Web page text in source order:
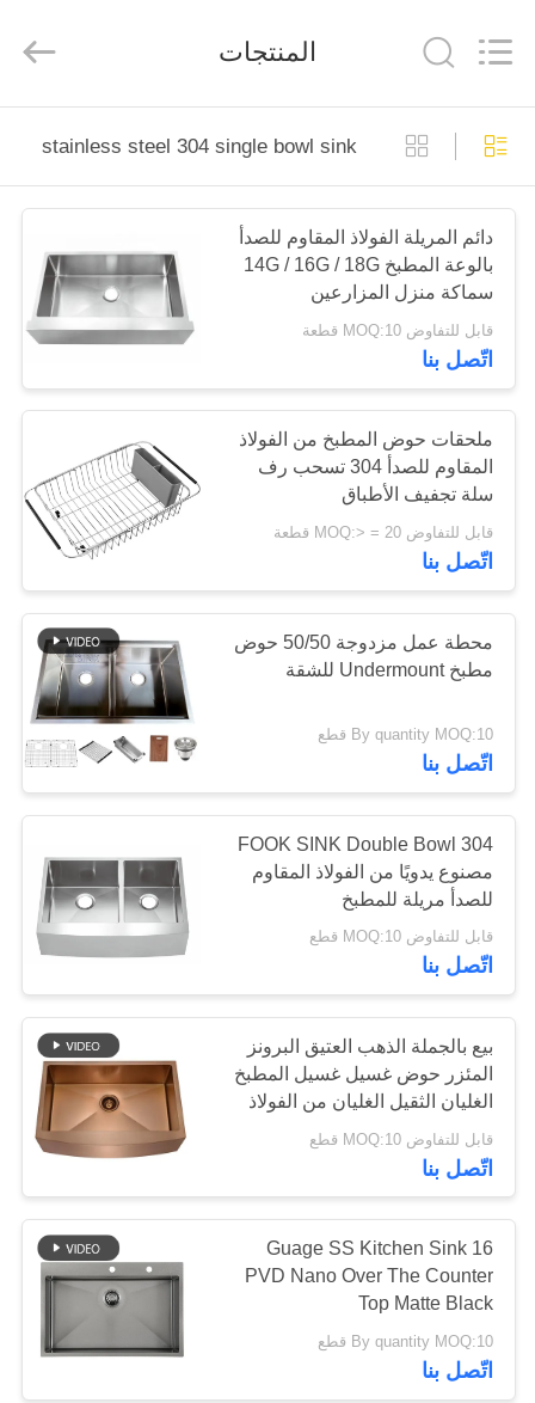
منزل،
بيت
منتجات
معلومات
جولة
في
المعمل
مراقبة
الجودة
اطلب
اقتباس
خريطة
الموقع
PRIVACY
POLICY
Products
Factory.
Reserved.
ECER
المنتجات
pvd stainless steel 304 single bowl sink
دائم المريلة الفولاذ المقاوم للصدأ
بالوعة المطبخ 14G / 16G / 18G
سماكة منزل المزارعين
قابل للتفاوض MOQ:10 قطعة
اتّصل بنا
ملحقات حوض المطبخ من الفولاذ
المقاوم للصدأ 304 تسحب رف
سلة تجفيف الأطباق
قابل للتفاوض MOQ:> = 20 قطعة
اتّصل بنا
محطة عمل مزدوجة 50/50 حوض
مطبخ Undermount للشقة
By quantity MOQ:10 قطع
اتّصل بنا
FOOK SINK Double Bowl 304
مصنوع يدويًا من الفولاذ المقاوم
للصدأ مريلة للمطبخ
قابل للتفاوض MOQ:10 قطع
اتّصل بنا
بيع بالجملة الذهب العتيق البرونز
المئزر حوض غسيل غسيل المطبخ
الغليان الثقيل الغليان من الفولاذ
المقاوم للصدأ 304 الصف الغذائي
قابل للتفاوض MOQ:10 قطع
اتّصل بنا
16 Guage SS Kitchen Sink
PVD Nano Over The Counter
Top Matte Black
By quantity MOQ:10 قطع
اتّصل بنا